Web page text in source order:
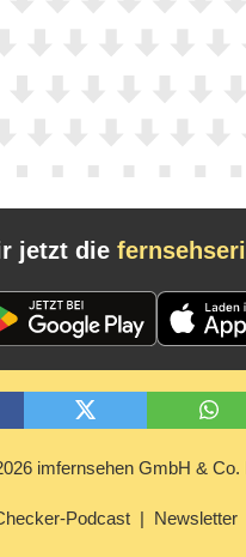
jetzt die
imfernsehen GmbH & Co.
Podcast Newsletter